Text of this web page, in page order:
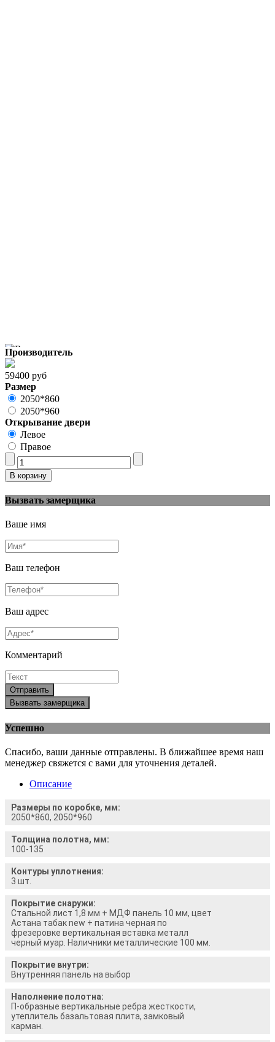
Производитель
59400 руб
Размер
2050*860
2050*960
Открывание двери
Левое
Правое
Вызвать замерщика
Ваше имя
Ваш телефон
Ваш адрес
Комментарий
Отправить
Вызвать замерщика
Успешно
Спасибо, ваши данные отправлены. В ближайшее время наш
менеджер свяжется с вами для уточнения деталей.
Описание
Размеры по коробке, мм:
2050*860, 2050*960
Толщина полотна, мм:
100-135
Контуры уплотнения:
3 шт.
Покрытие снаружи:
Стальной лист 1,8 мм + МДФ панель 10 мм, цвет
Астана табак new + патина черная по
фрезеровке вертикальная вставка металл
черный муар. Наличники металлические 100 мм.
Покрытие внутри:
Внутренняя панель на выбор
Наполнение полотна:
П-образные вертикальные ребра жесткости,
утеплитель базальтовая плита, замковый
карман.